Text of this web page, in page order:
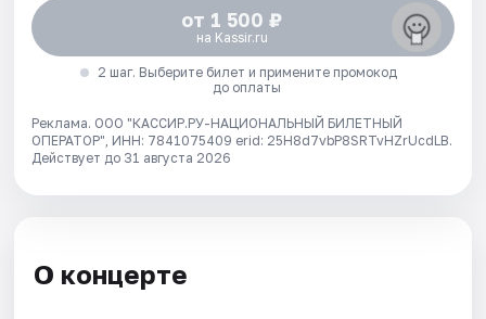
от 1 500 ₽
на Kassir.ru
2 шаг. Выберите билет и примените промокод
до оплаты
Реклама. ООО "КАССИР.РУ-НАЦИОНАЛЬНЫЙ БИЛЕТНЫЙ
ОПЕРАТОР", ИНН: 7841075409 erid: 25H8d7vbP8SRTvHZrUcdLB.
Действует до 31 августа 2026
О концерте